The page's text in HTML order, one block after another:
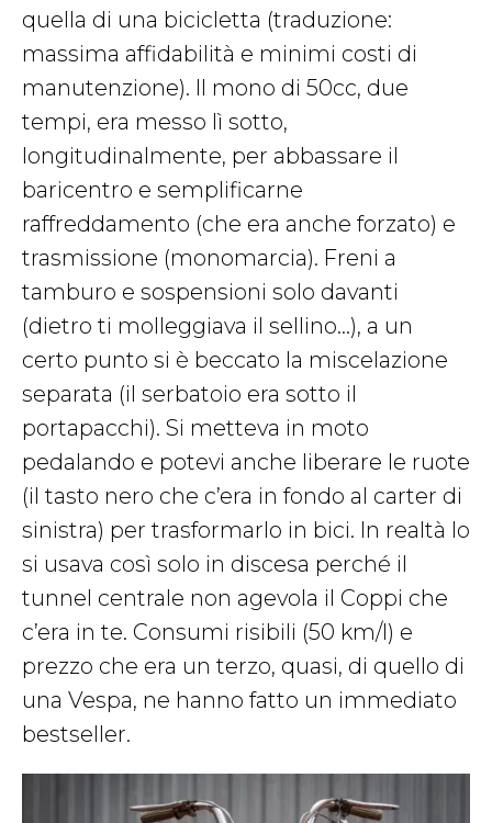
quella di una bicicletta (traduzione:
massima affidabilità e minimi costi di
manutenzione). Il mono di 50cc, due
tempi, era messo lì sotto,
longitudinalmente, per abbassare il
baricentro e semplificarne
raffreddamento (che era anche forzato) e
trasmissione (monomarcia). Freni a
tamburo e sospensioni solo davanti
(dietro ti molleggiava il sellino…), a un
certo punto si è beccato la miscelazione
separata (il serbatoio era sotto il
portapacchi). Si metteva in moto
pedalando e potevi anche liberare le ruote
(il tasto nero che c’era in fondo al carter di
sinistra) per trasformarlo in bici. In realtà lo
si usava così solo in discesa perché il
tunnel centrale non agevola il Coppi che
c’era in te. Consumi risibili (50 km/l) e
prezzo che era un terzo, quasi, di quello di
una Vespa, ne hanno fatto un immediato
bestseller.